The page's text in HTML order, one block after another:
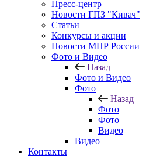
Пресс-центр
Новости ГПЗ "Кивач"
Статьи
Конкурсы и акции
Новости МПР России
Фото и Видео
Назад
Фото и Видео
Фото
Назад
Фото
Фото
Видео
Видео
Контакты